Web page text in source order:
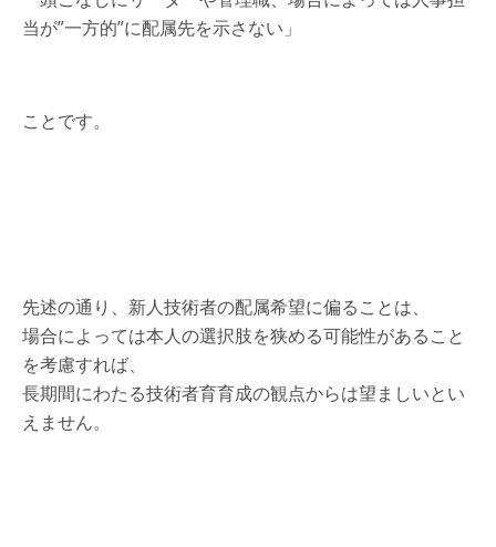
当が”一方的”に配属先を示さない」
ことです。
先述の通り、新人技術者の配属希望に偏ることは、
場合によっては本人の選択肢を狭める可能性があること
を考慮すれば、
長期間にわたる技術者育育成の観点からは望ましいとい
えません。